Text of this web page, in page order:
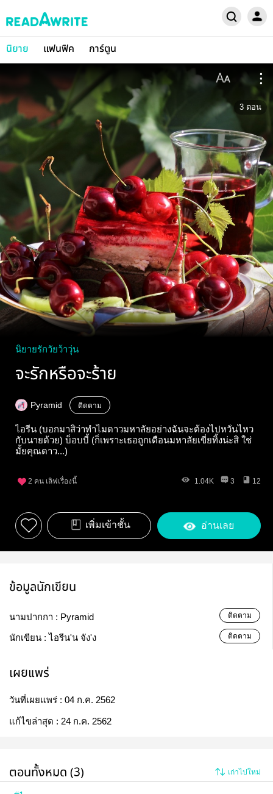
นิยาย แฟนฟิค การ์ตูน
3 ตอน
นิยายรักวัยว้าวุ่น
จะรักหรือจะร้าย
Pyramid ติดตาม
ไอรีน (บอกมาสิว่าทำไมดาวมหาลัยอย่างฉันจะต้องไปหวั่นไหว
กับนายด้วย) บ็อบบี้ (ก็เพราะเธอถูกเดือนมหาลัยเขี่ยทิ้งน่ะสิ ใช่
มั้ยคุณดาว...)
2 คน เลิฟเรื่องนี้ 1.04K 3 12
เพิ่มเข้าชั้น อ่านเลย
ข้อมูลนักเขียน
นามปากกา : Pyramid ติดตาม
นักเขียน :ไอรีน'น จัง'ง ติดตาม
เผยแพร่
วันที่เผยแพร่ : 04 ก.ค. 2562
แก้ไขล่าสุด : 24 ก.ค. 2562
ตอนทั้งหมด (3) เก่าไปใหม่